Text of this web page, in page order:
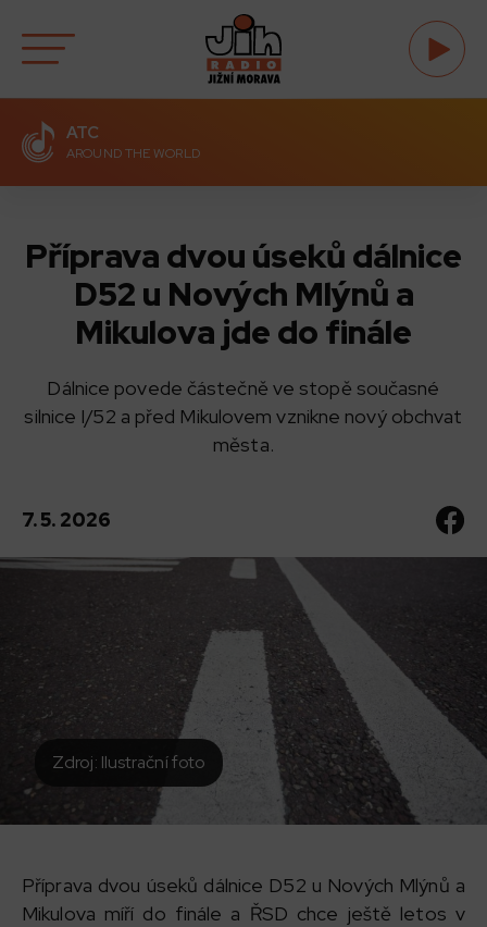
ATC
AROUND THE WORLD
Příprava dvou úseků dálnice
D52 u Nových Mlýnů a
Mikulova jde do finále
Dálnice povede částečně ve stopě současné
silnice I/52 a před Mikulovem vznikne nový obchvat
města.
7. 5. 2026
Zdroj: Ilustrační foto
Příprava dvou úseků dálnice D52 u Nových Mlýnů a
Mikulova míří do finále a ŘSD chce ještě letos v